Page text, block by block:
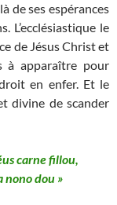
de ses espérances
L’ecclésiastique le
de Jésus Christ et
à apparaître pour
en enfer. Et le
divine de scander
carne fillou,
nono dou »